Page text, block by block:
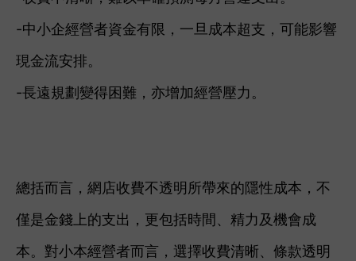
-中小企經營者資金有限，一旦成本超支，可能影響
現金流安排。
-長遠規劃變得困難，亦增加經營壓力。
總括而言，網店收費不透明所帶來的隱性成本，不
僅是金錢上的支出，更包括時間、精力及機會成
本。對小本經營者而言，選擇收費清晰、條款透明